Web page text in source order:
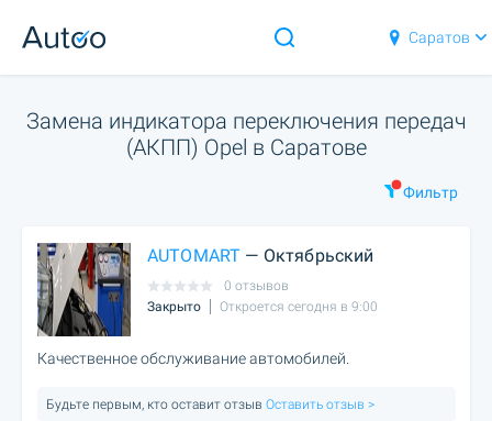
Саратов
Замена индикатора переключения передач
(АКПП) Opel в Саратове
Фильтр
AUTOMART — Октябрьский
0 отзывов
Закрыто
Откроется сегодня в 9:00
Качественное обслуживание автомобилей.
Будьте первым, кто оставит отзыв Оставить отзыв >